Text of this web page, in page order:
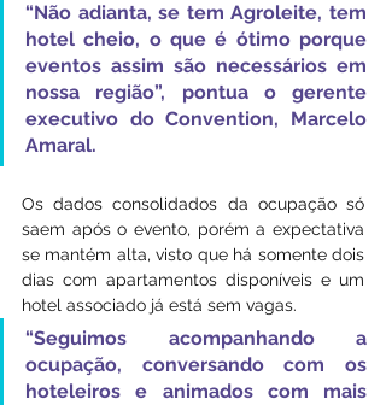
“Não adianta, se tem Agroleite, tem
hotel cheio, o que é ótimo porque
eventos assim são necessários em
nossa região”, pontua o gerente
executivo do Convention, Marcelo
Amaral.
Os dados consolidados da ocupação só
saem após o evento, porém a expectativa
se mantém alta, visto que há somente dois
dias com apartamentos disponíveis e um
hotel associado já está sem vagas.
“Seguimos acompanhando a
ocupação, conversando com os
hoteleiros e animados com mais